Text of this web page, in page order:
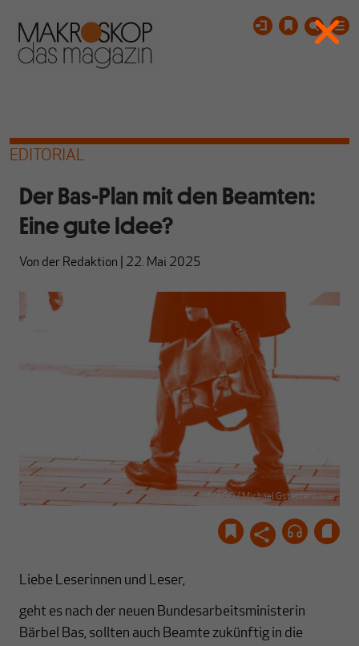
EDITORIAL
Der Bas-Plan mit den Beamten:
Eine gute Idee?
Von der Redaktion 22. Mai 2025
IMAGO / Michael Gstettenbauer
Liebe Leserinnen und Leser,
geht es nach der neuen Bundesarbeitsministerin
Bärbel Bas, sollten auch Beamte zukünftig in die